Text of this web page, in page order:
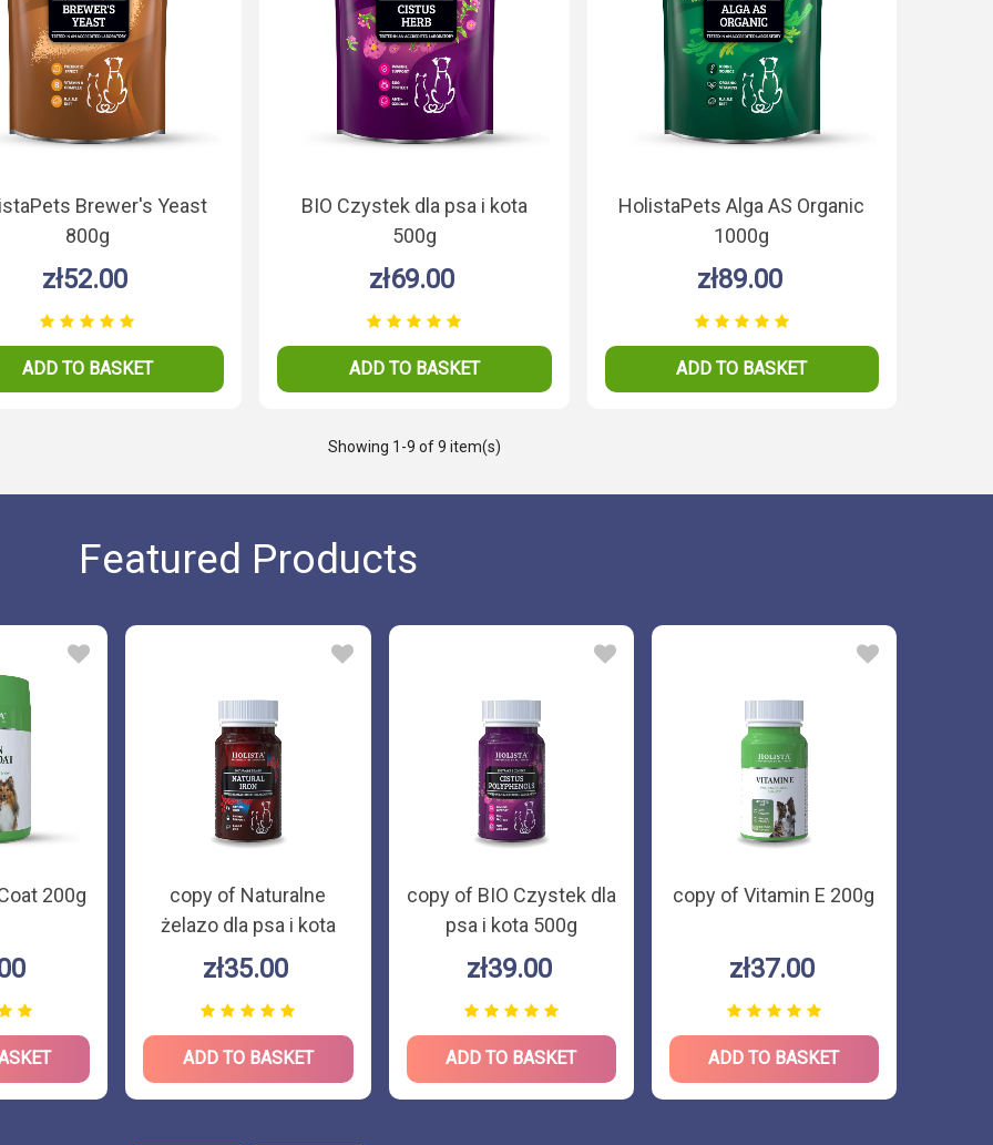
Brewer's Yeast
800g
zł52.00
ADD TO BASKET
BIO Czystek dla psa i kota
500g
zł69.00
ADD TO BASKET
HolistaPets Alga AS Organic
1000g
zł89.00
ADD TO BASKET
Showing 1 -9 of 9 item(s)
Featured Products
200g
copy of Naturalne
żelazo dla psa i kota
180g
zł35.00
ADD TO BASKET
copy of BIO Czystek dla
psa i kota 500g
zł39.00
ADD TO BASKET
copy of Vitamin E 200g
zł37.00
ADD TO BASKET